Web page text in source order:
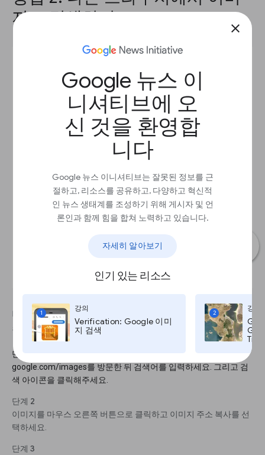
close
Google 뉴스 이
니셔티브에 오
신 것을 환영합
니다
Google 뉴스 이니셔티브는 잘못된 정보를 근
절하고, 리소스를 공유하고, 다양하고 혁신적
인 뉴스 생태계를 조성하기 위해 게시자 및 언
론인과 함께 힘을 합쳐 노력하고 있습니다.
자세히 알아보기
인기 있는 리소스
1
강의
Verification: Google 이미
지 검색
2
강의
지로 검색하기.
다음은 선택한 브라우저에서 이미지로 검색하기를
수행하는 다른 방법입니다.
단계 1
google.com/images를 방문한 뒤 검색어를 입력하세요. 그리고 검
색 아이콘을 클릭해주세요.
단계 2
이미지를 마우스 오른쪽 버튼으로 클릭하고 이미지 주소 복사를 선
택하세요.
단계 3